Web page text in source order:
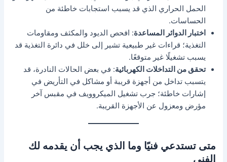
الحمل الحراري الذي قد يسبب استجابات خاطئة من
الحساسات.
اختبار الدوائر المساعدة: افحص الديود والمكثف ومقاومات
التغذية؛ قراءات غير طبيعية تشير إلى خلل في دائرة التغذية قد
يسبب تشغيلًا غير متوقعًا.
تحقق من التداخلات الكهربائية: في بعض الحالات النادرة، قد
يتسبب تداخل من أجهزة قريبة أو مشاكل في التأريض في
إشارات خاطئة؛ جرب تشغيل الميكروويف في مقبس آخر
مؤرض ومعزول عن الأجهزة القريبة.
متى تستدعي فنيًا وما الذي يجب أن يقدمه لك
الفني